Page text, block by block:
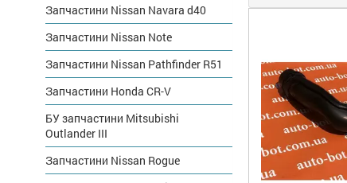
Запчастини Nissan Navara d40
Запчастини Nissan Note
Запчастини Nissan Pathfinder R51
Запчастини Honda CR-V
БУ запчастини Mitsubishi
Outlander III
Запчастини Nissan Rogue